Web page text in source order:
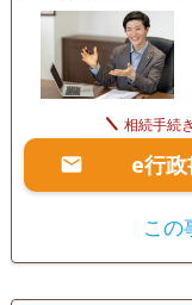
相続手続
e行
この